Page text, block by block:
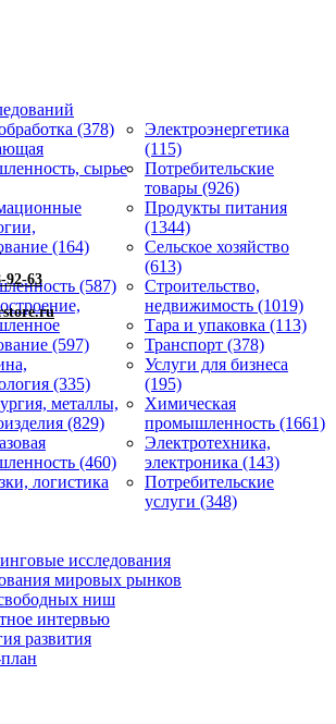
(378)
сырье
(164)
(587)
(597)
(335)
металлы,
(829)
(460)
логистика
Электроэнергетика
(115)
Потребительские
товары (926)
Продукты питания
(1344)
Сельское хозяйство
(613)
Строительство,
недвижимость (1019)
Тара и упаковка (113)
Транспорт (378)
Услуги для бизнеса
(195)
Химическая
промышленность (1661)
Электротехника,
электроника (143)
Потребительские
услуги (348)
исследования
мировых рынков
ниш
интервью
развития
92-63